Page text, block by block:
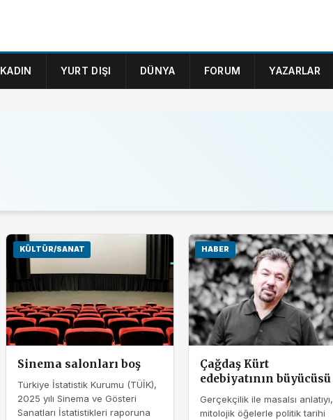
KADIN YURT DIŞI DÜNYA FORUM YAZARLAR
KÜLTÜR/SANAT
Sinema salonları boş
Türkiye İstatistik Kurumu (TÜİK),
2025 yılı Sinema ve Gösteri
Sanatları İstatistikleri raporuna
HABER
Çağdaş Kürt
edebiyatının büyücüsü
Gerçekçilik ile masalsı anlatıyı,
mitolojik öğelerle politik tarihi